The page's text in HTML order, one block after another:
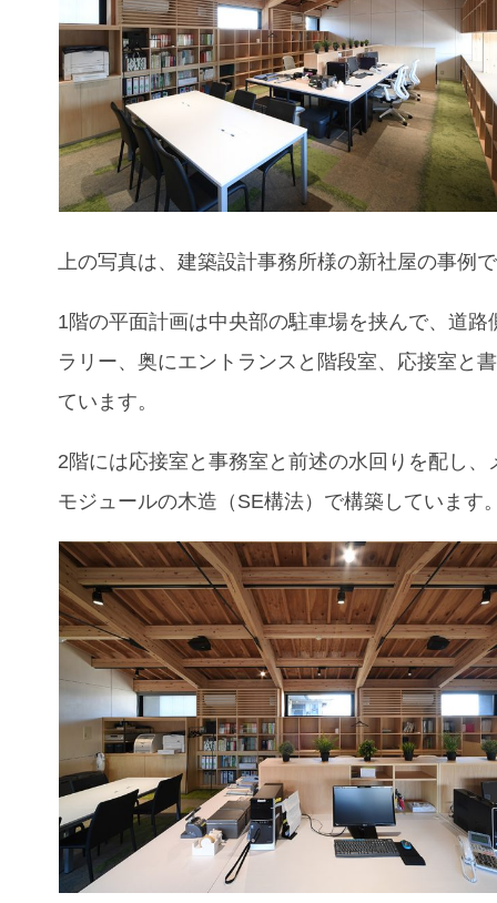
上の写真は、建築設計事務所様の新社屋の事例
1階の平面計画は中央部の駐車場を挟んで、道路
ラリー、奥にエントランスと階段室、応接室と
ています。
2階には応接室と事務室と前述の水回りを配し、
モジュールの木造（SE構法）で構築しています